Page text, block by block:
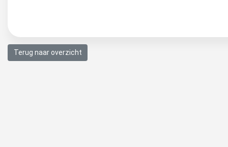
Terug naar overzicht